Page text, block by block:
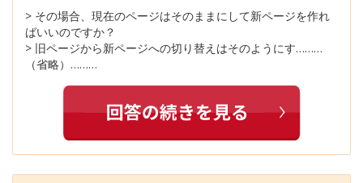
> その場合、現在のページはそのままにして新ページを作れ
ばいいのですか？
> 旧ページから新ページへの切り替えはそのようにす………
（省略）………